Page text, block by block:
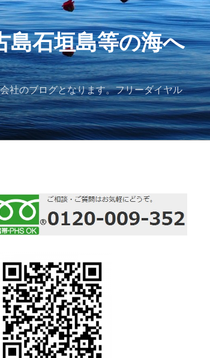
島石垣島等の海へ
社のブログとなります。フリーダイヤル